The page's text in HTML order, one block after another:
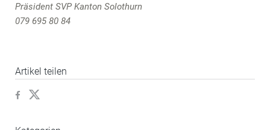
Präsident SVP Kanton Solothurn
079 695 80 84
Artikel teilen